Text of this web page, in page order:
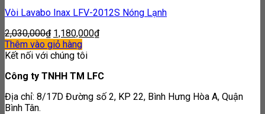
Vòi Lavabo Inax LFV-2012S Nóng Lạnh
2,030,000₫ 1,180,000₫
Thêm vào giỏ hàng
Kết nối với chúng tôi
Công ty TNHH TM LFC
Địa chỉ: 8/17D Đường số 2, KP 22, Bình Hưng Hòa A, Quận
Bình Tân.